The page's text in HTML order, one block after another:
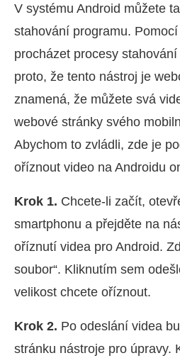
V systému Android můžete
stahování programu.
procházet procesy
proto, že tento nástroj je
znamená, že můžete svá
webové stránky svého
Abychom to zvládli, zde je
oříznout video na Androidu
Krok 1. Chcete-li začít,
smartphonu a přejděte na
oříznutí videa pro Android.
soubor“. Kliknutím sem
velikost chcete oříznout.
Krok 2. Po odeslání videa
stránku nástroje pro úpravy.